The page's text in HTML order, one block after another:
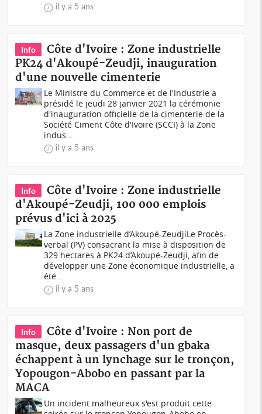
il y a 5 ans
Info
Côte d'Ivoire : Zone industrielle
PK24 d'Akoupé-Zeudji, inauguration
d'une nouvelle cimenterie
Le Ministre du Commerce et de l'Industrie a
présidé le jeudi 28 janvier 2021 la cérémonie
d'inauguration officielle de la cimenterie de la
Société Ciment Côte d'Ivoire (SCCI) à la Zone
indus...
il y a 5 ans
Info
Côte d'Ivoire : Zone industrielle
d'Akoupé-Zeudji, 100 000 emplois
prévus d'ici à 2025
La Zone industrielle d’Akoupé-ZeudjiLe Procès-
verbal (PV) consacrant la mise à disposition de
329 hectares à PK24 d’Akoupé-Zeudji, afin de
développer une Zone économique industrielle, a
été...
il y a 5 ans
Info
Côte d'Ivoire : Non port de
masque, deux passagers d'un gbaka
échappent à un lynchage sur le tronçon,
Yopougon-Abobo en passant par la
MACA
Un incident malheureux s'est produit cette